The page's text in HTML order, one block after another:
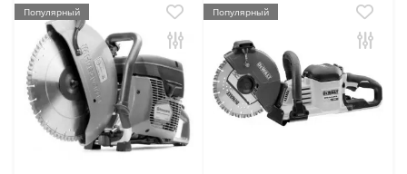
Популярный Популярный